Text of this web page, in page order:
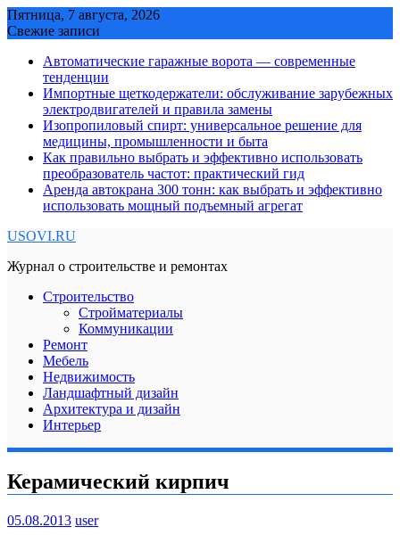
Skip
to
Пятница, 7 августа, 2026
Свежие записи
Автоматические гаражные ворота — современные
тенденции
Импортные щеткодержатели: обслуживание зарубежных
электродвигателей и правила замены
Изопропиловый спирт: универсальное решение для
медицины, промышленности и быта
Как правильно выбрать и эффективно использовать
преобразователь частот: практический гид
Аренда автокрана 300 тонн: как выбрать и эффективно
использовать мощный подъемный агрегат
USOVI.RU
Журнал о строительстве и ремонтах
Строительство
Стройматериалы
Коммуникации
Ремонт
Мебель
Недвижимость
Ландшафтный дизайн
Архитектура и дизайн
Интерьер
Керамический кирпич
05.08.2013 user